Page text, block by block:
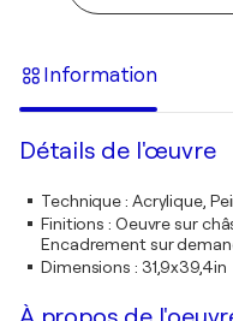
Information
Détails de l'œuvre
Technique: Acrylique,
Finitions : Oeuvre sur
Encadrement sur
Dimensions : 31,9x39,4in